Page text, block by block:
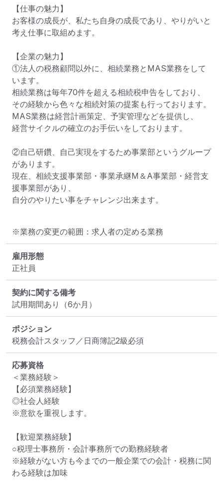
【仕事の魅力】
お客様の成長が、私たち自身の成長であり、やりがいと
考え仕事に取組めます。
【企業の魅力】
①法人の税務顧問以外に、相続業務とMAS業務をして
います。
相続業務は毎年70件を超える相続税申告をしており、
その経験から色々な相続対策の提案も行っております。
MAS業務は経営計画策定、予実管理などを提供し、
経営サイクルの確立のお手伝いをしております。
②自己研鑽、自己実現をするため事業部というグループ
があります。
現在、相続支援事業部・事業承継M＆A事業部・経営支
援事業部があり、
自分のやりたい事をチャレンジ出来ます。
※業務の変更の範囲：求人者の定める業務
雇用形態
正社員
契約に関する備考
試用期間あり（6か月）
ポジション
税務会計スタッフ／日商簿記2級必須
応募資格
＜業務経験＞
【必須業務経験】
◎社会人経験
※意欲を重視します。
【歓迎業務経験】
○税理士事務所・会計事務所での勤務経験者
※経験がない方も今までの一般企業での会計・税務に関
わる経験は加味